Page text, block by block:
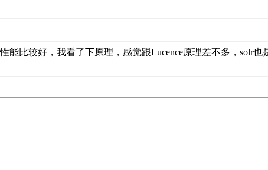
比较好，我看了下原理，感觉跟Lucence原理差不多，solr也